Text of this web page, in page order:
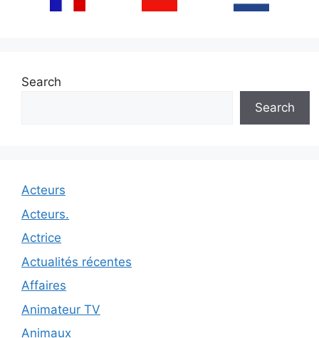
Search
Search
Acteurs
Acteurs.
Actrice
Actualités récentes
Affaires
Animateur TV
Animaux